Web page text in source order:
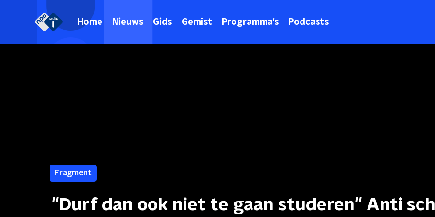
Home Nieuws Gids Gemist Programma's Podcasts
Fragment
"Durf dan ook niet te gaan studeren" Anti